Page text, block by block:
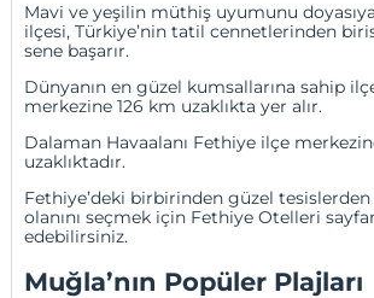
Mavi ve yeşilin müthiş uyumunu
ilçesi, Türkiye’nin tatil cennetlerinden
sene başarır.
Dünyanın en güzel kumsallarına sahip
merkezine 126 km uzaklıkta yer alır.
Dalaman Havaalanı Fethiye ilçe
uzaklıktadır.
Fethiye’deki birbirinden güzel
olanını seçmek için Fethiye Otelleri
edebilirsiniz.
Muğla’nın Popüler Plajları